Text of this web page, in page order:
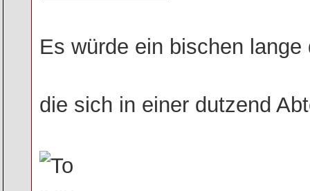
Es würde ein bischen
die sich in einer dutzend